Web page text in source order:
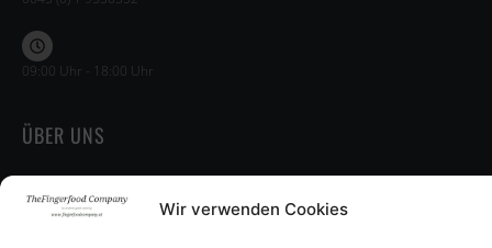
Wir verwenden Cookies
09:00 Uhr - 18:00 Uhr
ÜBER UNS
Datenschutz